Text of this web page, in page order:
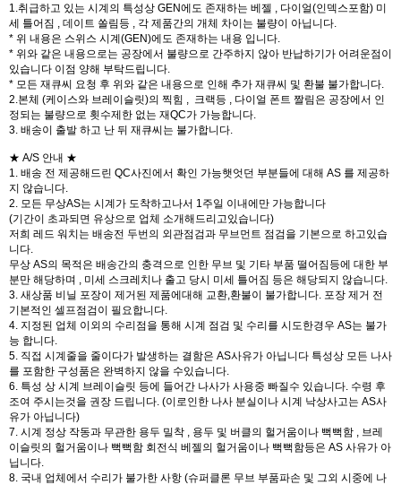
1.취급하고 있는 시계의 특성상 GEN에도 존재하는 베젤 , 다이얼(인덱스포함) 미
세 틀어짐 , 데이트 쏠림등 , 각 제품간의 개체 차이는 불량이 아닙니다.
* 위 내용은 스위스 시계(GEN)에도 존재하는 내용 입니다.
* 위와 같은 내용으로는 공장에서 불량으로 간주하지 않아 반납하기가 어려운점이
있습니다 이점 양해 부탁드립니다.
* 모든 재큐씨 요청 후 위와 같은 내용으로 인해 추가 재큐씨 및 환불 불가합니다.
2.본체 (케이스와 브레이슬릿)의 찍힘 , 크랙등 , 다이얼 폰트 짤림은 공장에서 인
정되는 불량으로 횟수제한 없는 재QC가 가능합니다.
3. 배송이 출발 하고 난 뒤 재큐씨는 불가합니다.
★ A/S 안내 ★
1. 배송 전 제공해드린 QC사진에서 확인 가능햇엇던 부분들에 대해 AS 를 제공하
지 않습니다.
2. 모든 무상AS는 시계가 도착하고나서 1주일 이내에만 가능합니다
(기간이 초과되면 유상으로 업체 소개해드리고있습니다)
저희 레드 워치는 배송전 두번의 외관점검과 무브먼트 점검을 기본으로 하고있습
니다.
무상 AS의 목적은 배송간의 충격으로 인한 무브 및 기타 부품 떨어짐등에 대한 부
분만 해당하며 , 미세 스크레치나 출고 당시 미세 틀어짐 등은 해당되지 않습니다.
3. 새상품 비닐 포장이 제거된 제품에대해 교환,환불이 불가합니다. 포장 제거 전
기본적인 셀프점검이 필요합니다.
4. 지정된 업체 이외의 수리점을 통해 시계 점검 및 수리를 시도한경우 AS는 불가
능 합니다.
5. 직접 시계줄을 줄이다가 발생하는 결함은 AS사유가 아닙니다 특성상 모든 나사
를 포함한 구성품은 완벽하지 않을 수있습니다.
6. 특성 상 시계 브레이슬릿 등에 들어간 나사가 사용중 빠질수 있습니다. 수령 후
조여 주시는것을 권장 드립니다. (이로인한 나사 분실이나 시계 낙상사고는 AS사
유가 아닙니다)
7. 시계 정상 작동과 무관한 용두 밀착 , 용두 및 버클의 헐거움이나 뻑뻑함 , 브레
이슬릿의 헐거움이나 뻑뻑함 회전식 베젤의 헐거움이나 뻑뻑함등은 AS 사유가 아
닙니다.
8. 국내 업체에서 수리가 불가한 사항 (슈퍼클론 무브 부품파손 및 그외 시중에 나